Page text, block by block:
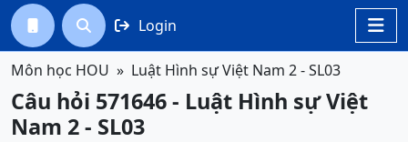

  Login
Môn học HOU Luật Hình sự Việt Nam 2 - SL03
Câu hỏi 571646 - Luật Hình sự Việt
Nam 2 - SL03